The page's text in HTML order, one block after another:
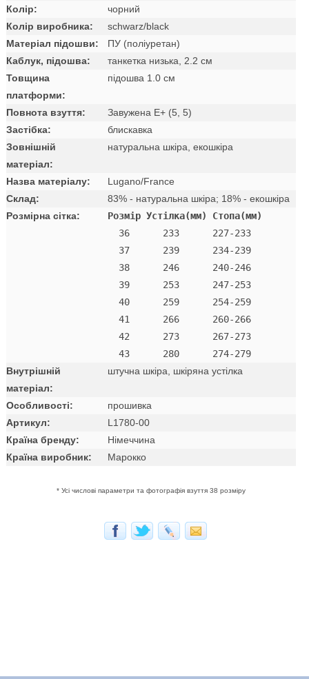
Колір:
чорний
Колір виробника:
schwarz/black
Матеріал підошви:
ПУ (поліуретан)
Каблук, підошва:
танкетка низька, 2.2 см
Товщина
платформи:
підошва 1.0 см
Повнота взуття:
Завужена E+ (5, 5)
Застібка:
блискавка
Зовнішній
матеріал:
натуральна шкіра, екошкіра
Назва матеріалу:
Lugano/France
Склад:
83% - натуральна шкіра; 18% - екошкіра
Розмірна сітка:
Розмір Устілка(мм) Стопа(мм)
  36      233      227-233
  37      239      234-239
  38      246      240-246
  39      253      247-253
  40      259      254-259
  41      266      260-266
  42      273      267-273
Внутрішній
матеріал:
штучна шкіра, шкіряна устілка
Особливості:
прошивка
Артикул:
L1780-00
Країна бренду:
Німеччина
Країна виробник:
Марокко
* Усі числові параметри та фотографія взуття 38 розміру